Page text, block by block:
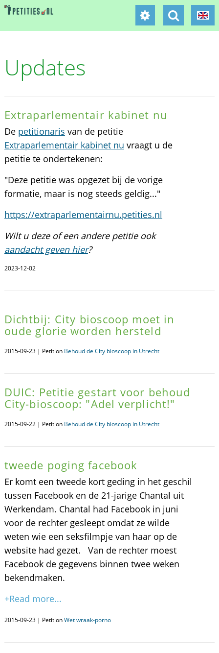
Updates
Extraparlementair kabinet nu
De petitionaris van de petitie
Extraparlementair kabinet nu vraagt u de
petitie te ondertekenen:
"Deze petitie was opgezet bij de vorige
formatie, maar is nog steeds geldig..."
https://extraparlementairnu.petities.nl
Wilt u deze of een andere petitie ook
aandacht geven hier?
2023-12-02
Dichtbij: City bioscoop moet in
oude glorie worden hersteld
2015-09-23 | Petition Behoud de City bioscoop in Utrecht
DUIC: Petitie gestart voor behoud
City-bioscoop: "Adel verplicht!"
2015-09-22 | Petition Behoud de City bioscoop in Utrecht
tweede poging facebook
Er komt een tweede kort geding in het geschil
tussen Facebook en de 21-jarige Chantal uit
Werkendam. Chantal had Facebook in juni
voor de rechter gesleept omdat ze wilde
weten wie een seksfilmpje van haar op de
website had gezet. Van de rechter moest
Facebook de gegevens binnen twee weken
bekendmaken.
+Read more...
2015-09-23 | PetitionWet wraak-porno